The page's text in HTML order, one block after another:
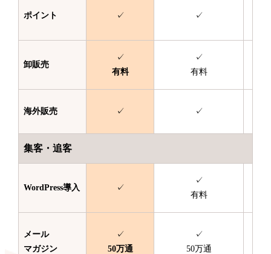
ポイント ✓ ✓
卸販売
✓
有料
✓
有料
海外販売 ✓ ✓
集客・追客
WordPress導入 ✓
✓
有料
メール
マガジン
✓
50万通
✓
50万通